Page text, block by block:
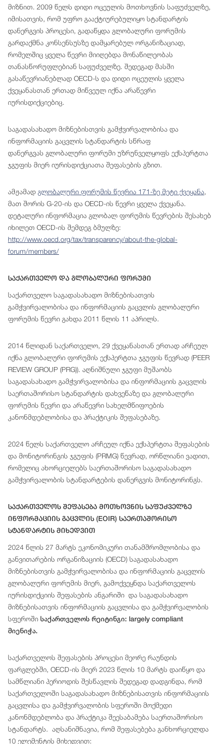
მიზნით. 2009 წელს დიდი ოცეულის მოთხოვნის საფუძველზე,
იმისათვის, რომ უფრო გააქტიურებულიყო სტანდარტის
დანერგვის პროცესი, გადაწყდა გლობალური ფორუმის
გარდაქმნა კონსენსუსზე დამყარებულ ორგანიზაციად,
რომელშიც ყველა წევრი მიიღებდა მონაწილეობას
თანასწორუფლებიან საფუძველზე. შედეგად მასში
გასაწევრიანებლად OECD-ს და დიდი ოცეულის ყველა
ქვეყანასთან ერთად მიწვეულ იქნა არაწევრი
იურისდიქციებიც.
საგადასახადო მიზნებისთვის გამჭვირვალობისა და
ინფორმაციის გაცვლის სტანდარტის სწრაფ
დანერგვას გლობალური ფორუმი უზრუნველყოფს ექსპერტთა
ჯგუფის მიერ იურისდიქციათა შეფასების გზით.
ამჟამად გლობალური ფორუმის წევრია 171-ზე მეტი ქვეყანა,
მათ შორის G-20-ის და OECD-ის წევრი ყველა ქვეყანა.
დეტალური ინფორმაცია გლობალ ფორუმის წევრების შესახებ
იხილეთ OECD-ის შემდეგ ბმულზე:
http://www.oecd.org/tax/transparency/about-the-global-
forum/members/
Საქართველო Და Გლობალური Ფორუმი
საქართველო საგადასახადო მიზნებისათვის
გამჭვირვალობისა და ინფორმაციის გაცვლის გლობალური
ფორუმის წევრი გახდა 2011 წლის 11 აპრილს.
2014 წლიდან საქართველო, 29 ქვეყანასთან ერთად არჩეულ
იქნა გლობალური ფორუმის ექსპერტთა ჯგუფის წევრად (PEER
REVIEW GROUP (PRG)). აღნიშნული ჯგუფი მუშაობს
საგადასახადო გამჭვირვალობისა და ინფორმაციის გაცვლის
საერთაშორისო სტანდარტის დახვეწაზე და გლობალური
ფორუმის წევრი და არაწევრი სახელმწიფოების
კანონმდებლობისა და პრაქტიკის შეფასებაზე.
2024 წელს საქართველო არჩეულ იქნა ექსპერტთა შეფასების
და მონიტორინგის ჯგუფის (PRMG) წევრად, ორწლიანი ვადით,
რომელიც ახორციელებს საერთაშორისო საგადასახადო
გამჭვირვალობის სტანდარტების დანერგვის მონიტორინგს.
Საქართველოს Შეფასება Მოთხოვნის Საფუძველზე
Ინფორმაციის Გაცვლის (EOIR) Საერთაშორისო
Სტანდარტის Მიხედვით
2024 წლის 27 მარტს ეკონომიკური თანამშრომლობისა და
განვითარების ორგანიზაციის (OECD) საგადასახადო
მიზნებისთვის გამჭვირვალობისა და ინფორმაციის გაცვლის
გლობალური ფორუმის მიერ, გამოქვეყნდა საქართველოს
იურისდიქციის შეფასების ანგარიში და საგადასახადო
მიზნებისათვის ინფორმაციის გაცვლისა და გამჭვირვალობის
სფეროში საქართველოს რეიტინგი: largely compliant
მიენიჭა.
საქართველოს შეფასების პროცესი მეორე რაუნდის
ფარგლებში, OECD-ის მიერ 2023 წლის 10 მარტს დაიწყო და
სამწლიანი პერიოდის შესწავლის შედეგად დადგინდა, რომ
საქართველოში საგადასახადო მიზნებისათვის ინფორმაციის
გაცვლისა და გამჭვირვალობის სფეროში მოქმედი
კანონმდებლობა და პრაქტიკა შეესაბამება საერთაშორისო
სტანდარტს. აღსანიშნავია, რომ შეფასებება განხორციელდა
10 ელემენტის მიხედვით: